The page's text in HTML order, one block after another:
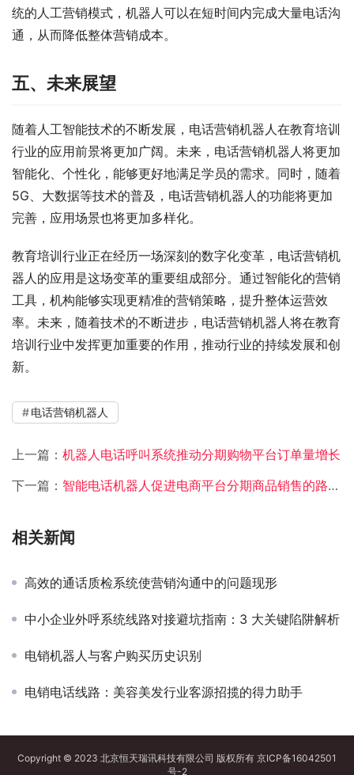
统的人工营销模式，机器人可以在短时间内完成大量电话沟
通，从而降低整体营销成本。
五、未来展望
随着人工智能技术的不断发展，电话营销机器人在教育培训
行业的应用前景将更加广阔。未来，电话营销机器人将更加
智能化、个性化，能够更好地满足学员的需求。同时，随着
5G、大数据等技术的普及，电话营销机器人的功能将更加
完善，应用场景也将更加多样化。
教育培训行业正在经历一场深刻的数字化变革，电话营销机
器人的应用是这场变革的重要组成部分。通过智能化的营销
工具，机构能够实现更精准的营销策略，提升整体运营效
率。未来，随着技术的不断进步，电话营销机器人将在教育
培训行业中发挥更加重要的作用，推动行业的持续发展和创
新。
电话营销机器人
上一篇： 机器人电话呼叫系统推动分期购物平台订单量增长
下一篇： 智能电话机器人促进电商平台分期商品销售的路径与实践
相关新闻
高效的通话质检系统使营销沟通中的问题现形
中小企业外呼系统线路对接避坑指南：3 大关键陷阱解析​
电销机器人与客户购买历史识别
电销电话线路：美容美发行业客源招揽的得力助手
Copyright © 2023 北京恒天瑞讯科技有限公司 版权所有 京ICP备16042501
号-2